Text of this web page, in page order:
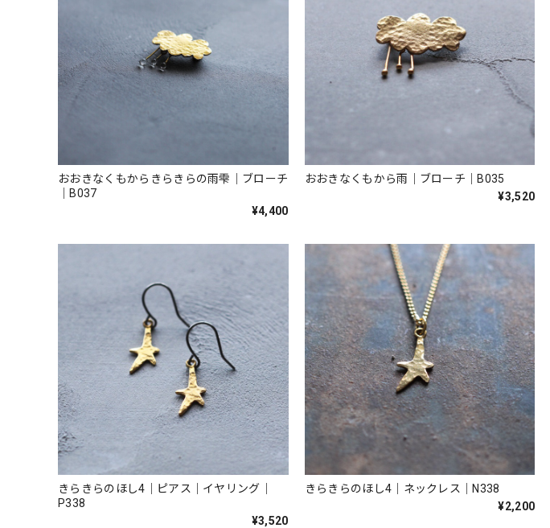
おおきなくもからきらきらの雨雫｜ブローチ
｜B037
¥4,400
おおきなくもから雨｜ブローチ｜B035
¥3,520
きらきらのほし4｜ピアス｜イヤリング｜
P338
¥3,520
きらきらのほし4｜ネックレス｜N338
¥2,200